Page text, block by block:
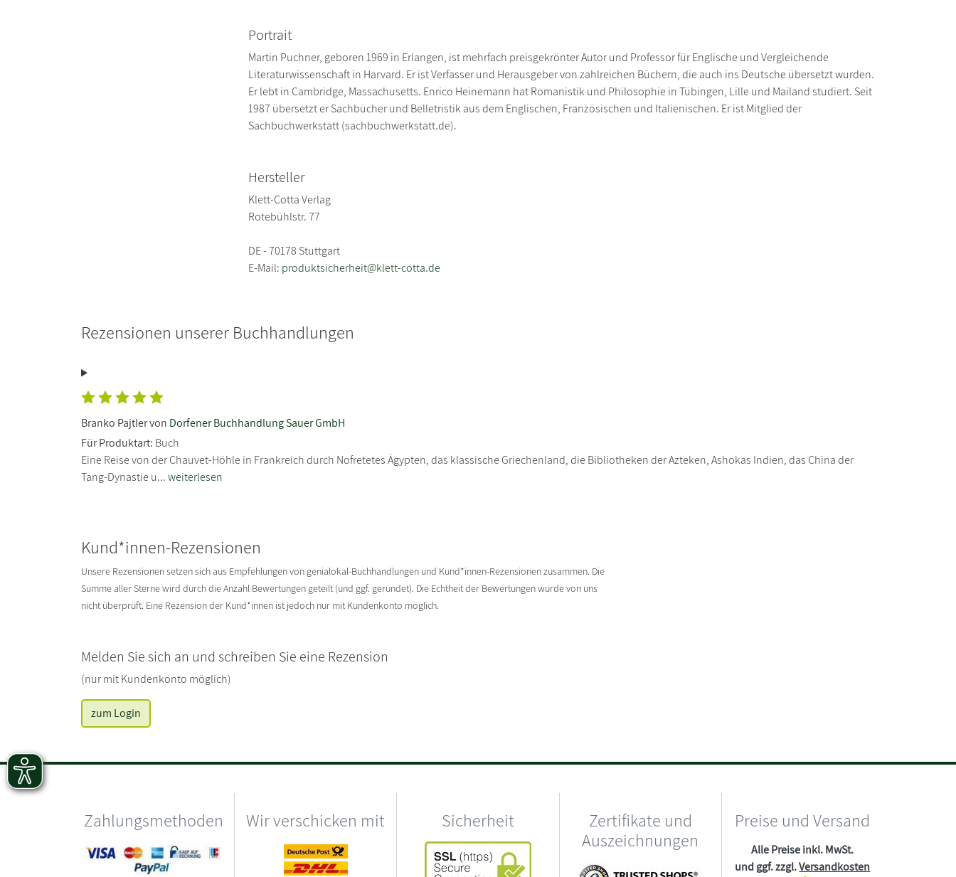
Portrait
Martin Puchner, geboren 1969 in Erlangen, ist mehrfach preisgekrönter Autor und Professor für Englische und Vergleichende
Literaturwissenschaft in Harvard. Er ist Verfasser und Herausgeber von zahlreichen Büchern, die auch ins Deutsche übersetzt wurden.
Er lebt in Cambridge, Massachusetts. Enrico Heinemann hat Romanistik und Philosophie in Tübingen, Lille und Mailand studiert. Seit
1987 übersetzt er Sachbücher und Belletristik aus dem Englischen, Französischen und Italienischen. Er ist Mitglied der
Sachbuchwerkstatt (sachbuchwerkstatt.de).
Hersteller
Klett-Cotta Verlag
Rotebühlstr. 77
DE - 70178 Stuttgart
E-Mail: produktsicherheit@klett-cotta.de
Rezensionen unserer Buchhandlungen
Branko Pajtler von Dorfener Buchhandlung Sauer GmbH
Für Produktart: Buch
Eine Reise von der Chauvet-Höhle in Frankreich durch Nofretetes Ägypten, das klassische Griechenland, die Bibliotheken der Azteken, Ashokas Indien, das China der
Tang-Dynastie u...weiterlesen
Kund*innen-Rezensionen
Unsere Rezensionen setzen sich aus Empfehlungen von genialokal-Buchhandlungen und Kund*innen-Rezensionen zusammen. Die
Summe aller Sterne wird durch die Anzahl Bewertungen geteilt (und ggf. gerundet). Die Echtheit der Bewertungen wurde von uns
nicht überprüft. Eine Rezension der Kund*innen ist jedoch nur mit Kundenkonto möglich.
Melden Sie sich an und schreiben Sie eine Rezension
(nur mit Kundenkonto möglich)
zum Login
Zahlungsmethoden Wir verschicken mit Sicherheit
Zertifikate und
Auszeichnungen
Preise und Versand
Alle Preise inkl. MwSt.
und ggf. zzgl.Versandkosten